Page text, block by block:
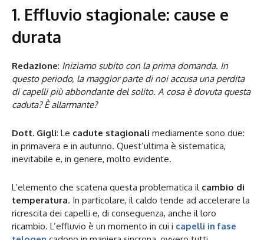
1. Effluvio stagionale: cause e
durata
Redazione: Iniziamo subito con la prima domanda. In
questo periodo, la maggior parte di noi accusa una perdita
di capelli più abbondante del solito. A cosa è dovuta questa
caduta? È allarmante?
Dott. Gigli: Le cadute stagionali mediamente sono due:
in primavera e in autunno. Quest’ultima è sistematica,
inevitabile e, in genere, molto evidente.
L’elemento che scatena questa problematica il cambio di
temperatura. In particolare, il caldo tende ad accelerare la
ricrescita dei capelli e, di conseguenza, anche il loro
ricambio. L’effluvio è un momento in cui i capelli in fase